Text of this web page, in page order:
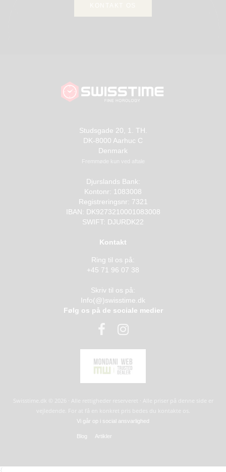
Studsgade 20, 1. TH.
DK-8000 Aarhuc C
Denmark
Fremmøde kun ved aftale
Djurslands Bank:
Kontonr: 1083008
Registreringsnr: 7321
IBAN: DK9273210001083008
SWIFT: DJURDK22
Kontakt
Ring til os på:
+45 71 96 07 38
Skriv til os på:
Info(@)swisstime.dk
Følg os på de sociale medier
Swisstime.dk © 2026 · Alle rettigheder reserveret · Alle priser på denne side er
vejledende. For at få en konkret pris bedes du kontakte os.
Vi går op i social ansvarlighed
Blog Artikler
{